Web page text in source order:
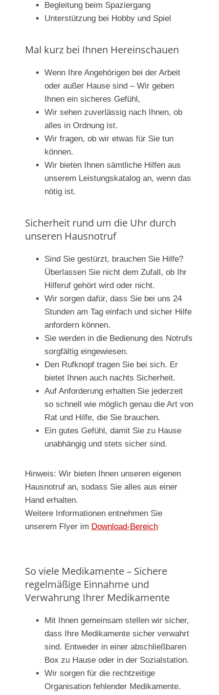
Begleitung beim Spaziergang
Unterstützung bei Hobby und Spiel
Mal kurz bei Ihnen Hereinschauen
Wenn Ihre Angehörigen bei der Arbeit
oder außer Hause sind – Wir geben
Ihnen ein sicheres Gefühl,
Wir sehen zuverlässig nach Ihnen, ob
alles in Ordnung ist.
Wir fragen, ob wir etwas für Sie tun
können.
Wir bieten Ihnen sämtliche Hilfen aus
unserem Leistungskatalog an, wenn das
nötig ist.
Sicherheit rund um die Uhr durch
unseren Hausnotruf
Sind Sie gestürzt, brauchen Sie Hilfe?
Überlassen Sie nicht dem Zufall, ob Ihr
Hilferuf gehört wird oder nicht.
Wir sorgen dafür, dass Sie bei uns 24
Stunden am Tag einfach und sicher Hilfe
anfordern können.
Sie werden in die Bedienung des Notrufs
sorgfältig eingewiesen.
Den Rufknopf tragen Sie bei sich. Er
bietet Ihnen auch nachts Sicherheit.
Auf Anforderung erhalten Sie jederzeit
so schnell wie möglich genau die Art von
Rat und Hilfe, die Sie brauchen.
Ein gutes Gefühl, damit Sie zu Hause
unabhängig und stets sicher sind.
Hinweis: Wir bieten Ihnen unseren eigenen
Hausnotruf an, sodass Sie alles aus einer
Hand erhalten.
Weitere Informationen entnehmen Sie
unserem Flyer im Download-Bereich
So viele Medikamente – Sichere
regelmäßige Einnahme und
Verwahrung Ihrer Medikamente
Mit Ihnen gemeinsam stellen wir sicher,
dass Ihre Medikamente sicher verwahrt
sind. Entweder in einer abschließbaren
Box zu Hause oder in der Sozialstation.
Wir sorgen für die rechtzeitige
Organisation fehlender Medikamente.